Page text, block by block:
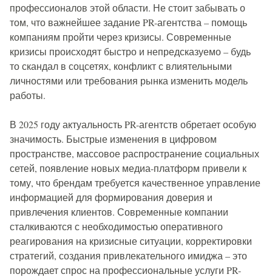
профессионалов этой области. Не стоит забывать о
том, что важнейшее задание PR-агентства – помощь
компаниям пройти через кризисы. Современные
кризисы происходят быстро и непредсказуемо – будь
то скандал в соцсетях, конфликт с влиятельными
личностями или требования рынка изменить модель
работы.
В 2025 году актуальность PR-агентств обретает особую
значимость. Быстрые изменения в цифровом
пространстве, массовое распространение социальных
сетей, появление новых медиа-платформ привели к
тому, что брендам требуется качественное управление
информацией для формирования доверия и
привлечения клиентов. Современные компании
сталкиваются с необходимостью оперативного
реагирования на кризисные ситуации, корректировки
стратегий, создания привлекательного имиджа – это
порождает спрос на профессиональные услуги PR-